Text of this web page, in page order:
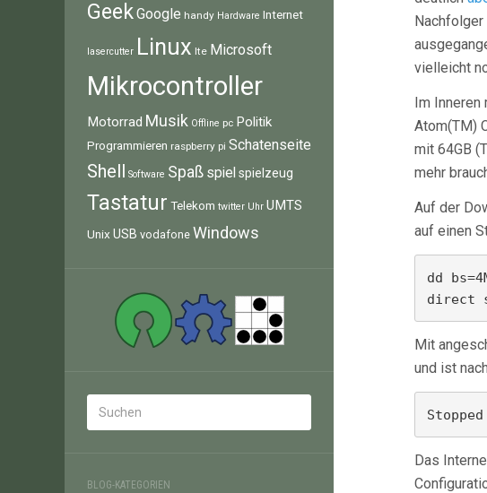
GeekGoogle handy Hardware Internet
lasercutter Linux lte Microsoft
Mikrocontroller
Motorrad Musik Offline pc Politik
Programmieren raspberry pi Schatenseite
Shell Software Spaß spiel spielzeug
Tastatur Telekom twitter Uhr UMTS
Unix USB vodafone Windows
BLOG-KATEGORIEN
Nachfolger
vielleicht
Im Inneren
Atom(TM)
mit 64GB
mehr
Auf der
auf einen
dd
direct
Mit
und ist
Das